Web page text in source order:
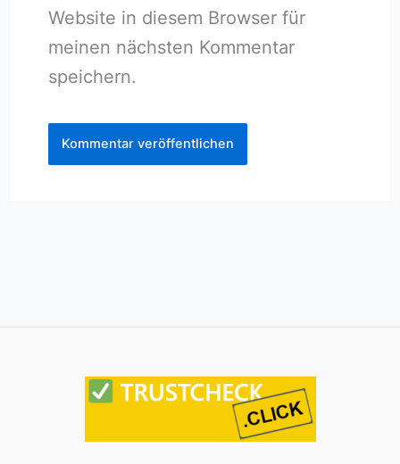
Website in diesem Browser für
meinen nächsten Kommentar
speichern.